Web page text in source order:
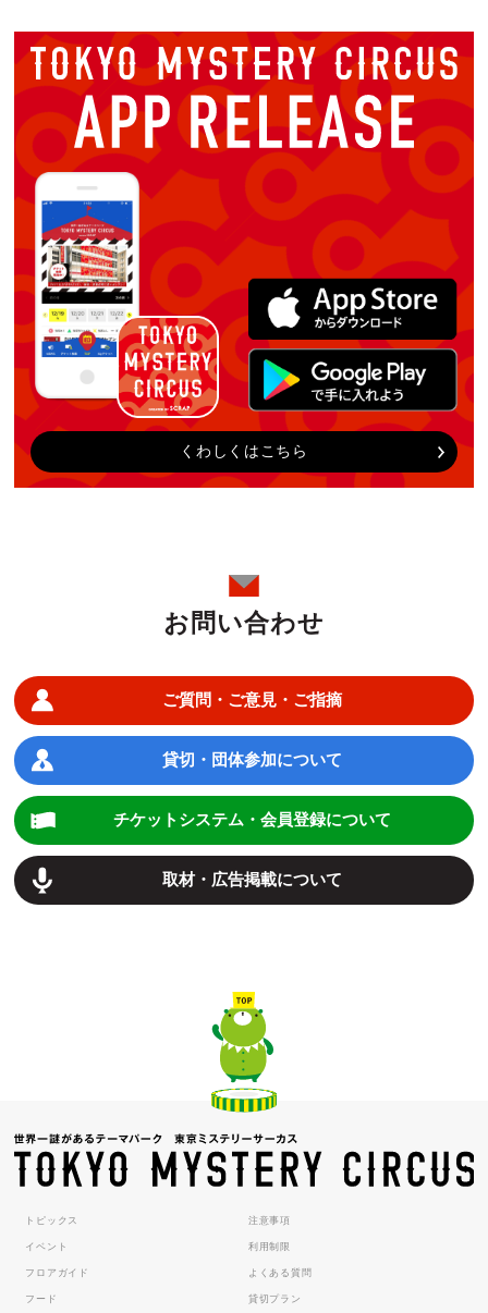
くわしくはこちら
お問い合わせ
ご質問・ご意見・ご指摘
貸切・団体参加について
チケットシステム・会員登録について
取材・広告掲載について
トピックス
イベント
フロアガイド
フード
注意事項
利用制限
よくある質問
貸切プラン